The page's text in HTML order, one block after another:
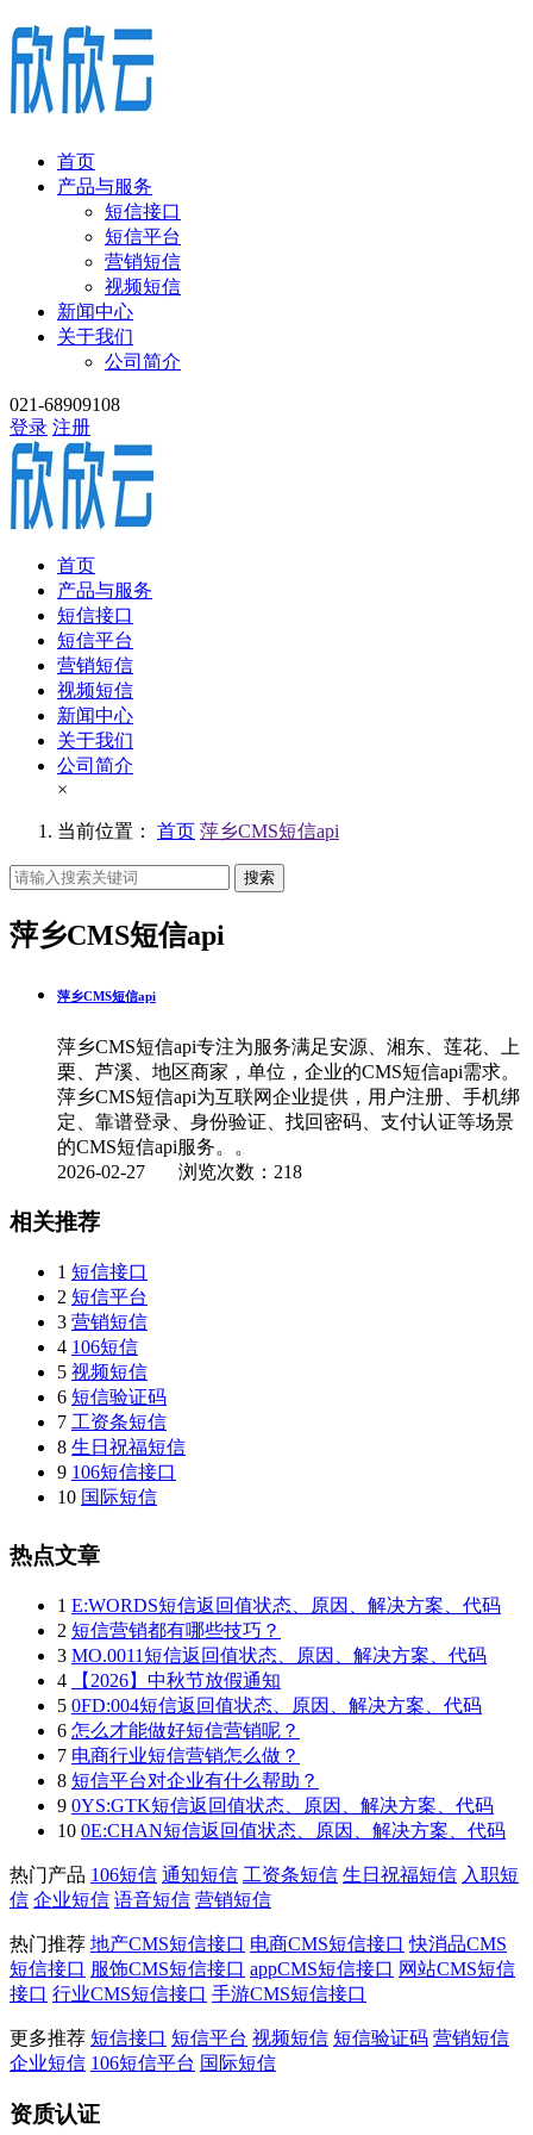
首页
产品与服务
短信接口
短信平台
营销短信
视频短信
新闻中心
关于我们
公司简介
021-68909108
登录 注册
首页
产品与服务
短信接口
短信平台
营销短信
视频短信
新闻中心
关于我们
公司简介
×
当前位置： 首页 萍乡CMS短信api
搜索
萍乡CMS短信api
萍乡CMS短信api
萍乡CMS短信api专注为服务满足安源、湘东、莲花、上
栗、芦溪、地区商家，单位，企业的CMS短信api需求。
萍乡CMS短信api为互联网企业提供，用户注册、手机绑
定、靠谱登录、身份验证、找回密码、支付认证等场景
的CMS短信api服务。。
2026-02-27 浏览次数：218
相关推荐
1 短信接口
2 短信平台
3 营销短信
4 106短信
5 视频短信
6 短信验证码
7 工资条短信
8 生日祝福短信
9 106短信接口
10 国际短信
热点文章
1 E:WORDS短信返回值状态、原因、解决方案、代码
2 短信营销都有哪些技巧？
3 MO.0011短信返回值状态、原因、解决方案、代码
4
【2026】中秋节放假通知
5 0FD:004短信返回值状态、原因、解决方案、代码
6 怎么才能做好短信营销呢？
7 电商行业短信营销怎么做？
8 短信平台对企业有什么帮助？
9 0YS:GTK短信返回值状态、原因、解决方案、代码
10 0E:CHAN短信返回值状态、原因、解决方案、代码
热门产品 106短信 通知短信 工资条短信 生日祝福短信 入职短
信 企业短信 语音短信 营销短信
热门推荐 地产CMS短信接口 电商CMS短信接口 快消品CMS
短信接口 服饰CMS短信接口 appCMS短信接口 网站CMS短信
接口 行业CMS短信接口 手游CMS短信接口
更多推荐 短信接口 短信平台 视频短信 短信验证码 营销短信
企业短信 106短信平台 国际短信
资质认证